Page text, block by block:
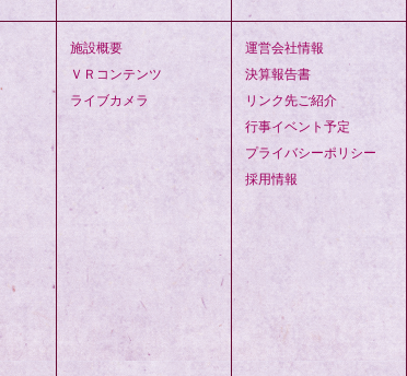
施設概要
ＶＲコンテンツ
ライブカメラ
運営会社情報
決算報告書
リンク先ご紹介
行事イベント予定
プライバシーポリシー
採用情報